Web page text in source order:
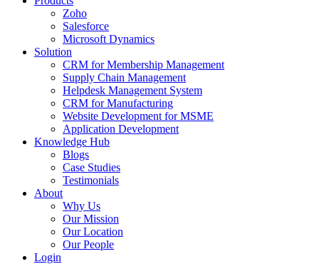
Zoho
Salesforce
Microsoft Dynamics
Solution
CRM for Membership Management
Supply Chain Management
Helpdesk Management System
CRM for Manufacturing
Website Development for MSME
Application Development
Knowledge Hub
Blogs
Case Studies
Testimonials
About
Why Us
Our Mission
Our Location
Our People
Login